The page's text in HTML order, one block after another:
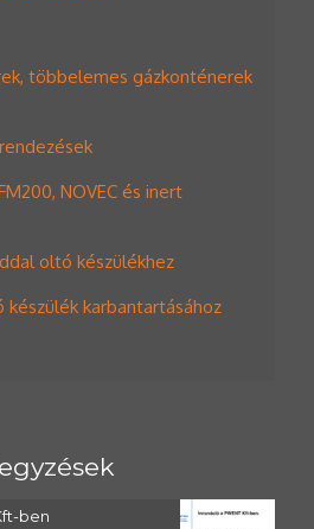
többelemes gázkonténerek
NOVEC és inert
oltó készülékhez
karbantartásához
ben